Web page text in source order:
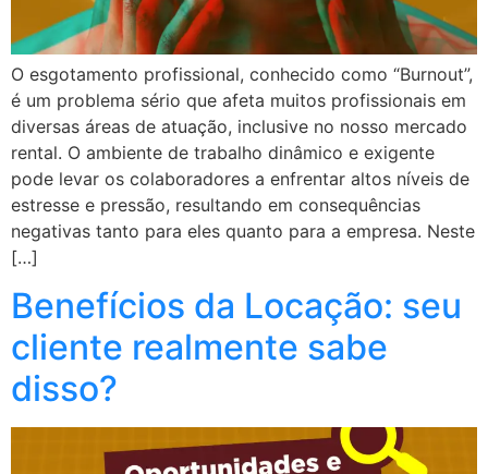
O esgotamento profissional, conhecido como “Burnout”,
é um problema sério que afeta muitos profissionais em
diversas áreas de atuação, inclusive no nosso mercado
rental. O ambiente de trabalho dinâmico e exigente
pode levar os colaboradores a enfrentar altos níveis de
estresse e pressão, resultando em consequências
negativas tanto para eles quanto para a empresa. Neste
[…]
Benefícios da Locação: seu
cliente realmente sabe
disso?